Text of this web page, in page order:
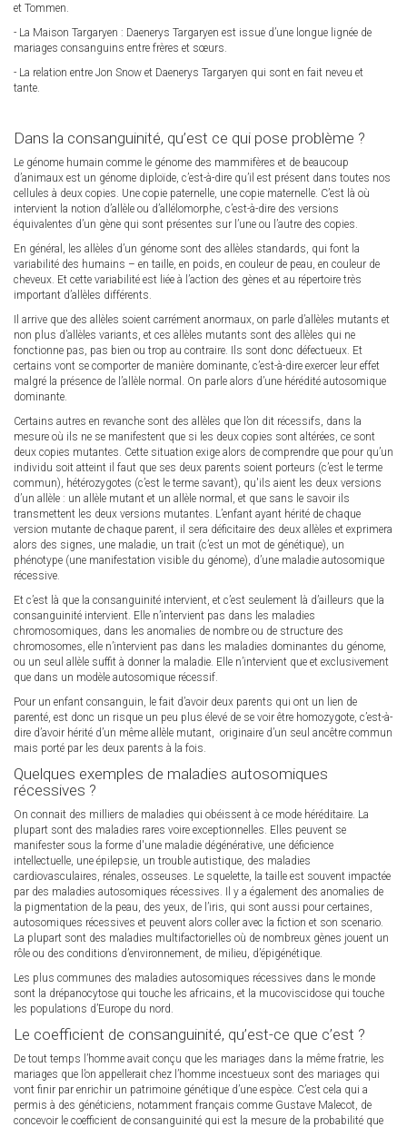
et Tommen.
- La Maison Targaryen : Daenerys Targaryen est issue d’une longue lignée de
mariages consanguins entre frères et sœurs.
- La relation entre Jon Snow et Daenerys Targaryen qui sont en fait neveu et
tante.
Dans la consanguinité, qu’est ce qui pose problème ?
Le génome humain comme le génome des mammifères et de beaucoup
d’animaux est un génome diploïde, c’est-à-dire qu’il est présent dans toutes nos
cellules à deux copies. Une copie paternelle, une copie maternelle. C’est là où
intervient la notion d’allèle ou d’allélomorphe, c’est-à-dire des versions
équivalentes d’un gène qui sont présentes sur l’une ou l’autre des copies.
En général, les allèles d’un génome sont des allèles standards, qui font la
variabilité des humains – en taille, en poids, en couleur de peau, en couleur de
cheveux. Et cette variabilité est liée à l’action des gènes et au répertoire très
important d’allèles différents.
Il arrive que des allèles soient carrément anormaux, on parle d’allèles mutants et
non plus d’allèles variants, et ces allèles mutants sont des allèles qui ne
fonctionne pas, pas bien ou trop au contraire. Ils sont donc défectueux. Et
certains vont se comporter de manière dominante, c’est-à-dire exercer leur effet
malgré la présence de l’allèle normal. On parle alors d’une hérédité autosomique
dominante.
Certains autres en revanche sont des allèles que l’on dit récessifs, dans la
mesure où ils ne se manifestent que si les deux copies sont altérées, ce sont
deux copies mutantes. Cette situation exige alors de comprendre que pour qu’un
individu soit atteint il faut que ses deux parents soient porteurs (c’est le terme
commun), hétérozygotes (c’est le terme savant), qu'ils aient les deux versions
d’un allèle : un allèle mutant et un allèle normal, et que sans le savoir ils
transmettent les deux versions mutantes. L’enfant ayant hérité de chaque
version mutante de chaque parent, il sera déficitaire des deux allèles et exprimera
alors des signes, une maladie, un trait (c’est un mot de génétique), un
phénotype (une manifestation visible du génome), d’une maladie autosomique
récessive.
Et c’est là que la consanguinité intervient, et c’est seulement là d’ailleurs que la
consanguinité intervient. Elle n’intervient pas dans les maladies
chromosomiques, dans les anomalies de nombre ou de structure des
chromosomes, elle n’intervient pas dans les maladies dominantes du génome,
ou un seul allèle suffit à donner la maladie. Elle n’intervient que et exclusivement
que dans un modèle autosomique récessif.
Pour un enfant consanguin, le fait d’avoir deux parents qui ont un lien de
parenté, est donc un risque un peu plus élevé de se voir être homozygote, c’est-à-
dire d’avoir hérité d’un même allèle mutant, originaire d’un seul ancêtre commun
mais porté par les deux parents à la fois.
Quelques exemples de maladies autosomiques
récessives ?
On connait des milliers de maladies qui obéissent à ce mode héréditaire. La
plupart sont des maladies rares voire exceptionnelles. Elles peuvent se
manifester sous la forme d'une maladie dégénérative, une déficience
intellectuelle, une épilepsie, un trouble autistique, des maladies
cardiovasculaires, rénales, osseuses. Le squelette, la taille est souvent impactée
par des maladies autosomiques récessives. Il y a également des anomalies de
la pigmentation de la peau, des yeux, de l’iris, qui sont aussi pour certaines,
autosomiques récessives et peuvent alors coller avec la fiction et son scenario.
La plupart sont des maladies multifactorielles où de nombreux gènes jouent un
rôle ou des conditions d’environnement, de milieu, d’épigénétique.
Les plus communes des maladies autosomiques récessives dans le monde
sont la drépanocytose qui touche les africains, et la mucoviscidose qui touche
les populations d’Europe du nord.
Le coefficient de consanguinité, qu’est-ce que c’est ?
De tout temps l’homme avait conçu que les mariages dans la même fratrie, les
mariages que l’on appellerait chez l’homme incestueux sont des mariages qui
vont finir par enrichir un patrimoine génétique d’une espèce. C’est cela qui a
permis à des généticiens, notamment français comme Gustave Malecot, de
concevoir le coefficient de consanguinité qui est la mesure de la probabilité que